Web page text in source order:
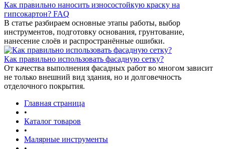
Как правильно наносить износостойкую краску на
гипсокартон? FAQ
В статье разбираем основные этапы работы, выбор
инструментов, подготовку основания, грунтование,
нанесение слоёв и распространённые ошибки.
Как правильно использовать фасадную сетку?
От качества выполнения фасадных работ во многом зависит
не только внешний вид здания, но и долговечность
отделочного покрытия.
Главная страница
•
Каталог товаров
•
Малярные инструменты